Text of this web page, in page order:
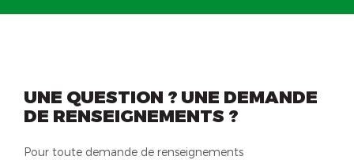
UNE QUESTION ? UNE DEMANDE
DE RENSEIGNEMENTS ?
Pour toute demande de renseignements